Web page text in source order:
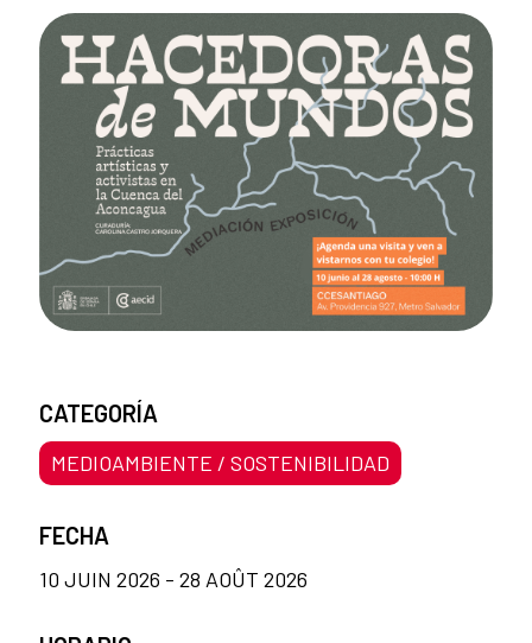
CATEGORÍA
MEDIOAMBIENTE / SOSTENIBILIDAD
FECHA
10 JUIN 2026 - 28 AOÛT 2026